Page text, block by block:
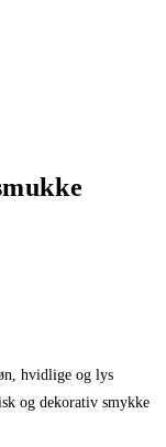
hvidlige og lys
og dekorativ smykke